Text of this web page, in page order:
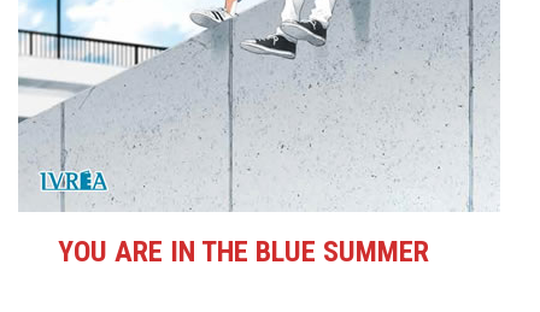
YOU ARE IN THE BLUE SUMMER